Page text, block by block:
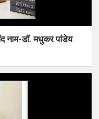
नाम-डॉ. मधुकर पांडेय